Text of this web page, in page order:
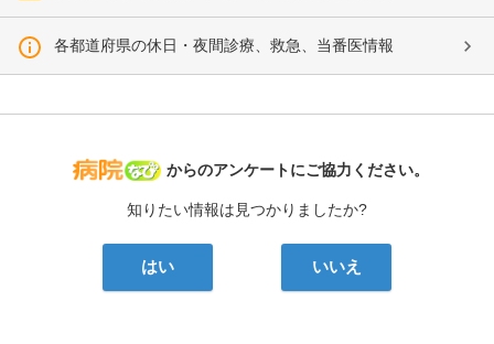
各都道府県の休日・夜間診療、救急、当番医情報
病院なび
からのアンケートにご協力ください。
知りたい情報は見つかりましたか?
はい いいえ